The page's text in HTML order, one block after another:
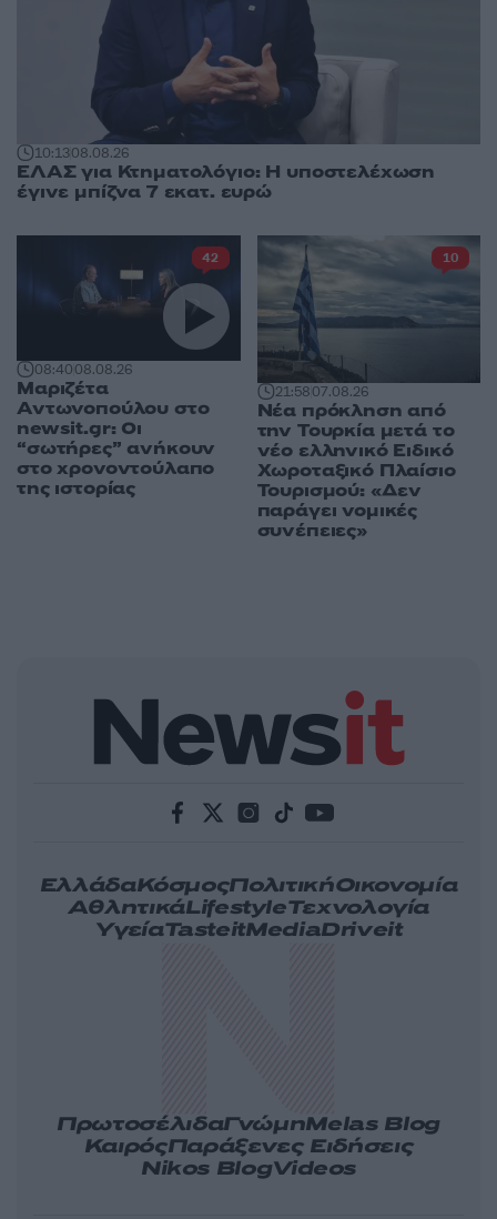
10:1308.08.26
ΕΛΑΣ για Κτηματολόγιο: Η υποστελέχωση
έγινε μπίζνα 7 εκατ. ευρώ
08:4008.08.26
Μαριζέτα
Αντωνοπούλου στο
newsit.gr: Οι
“σωτήρες” ανήκουν
στο χρονοντούλαπο
της ιστορίας
42
21:5807.08.26
Νέα πρόκληση από
την Τουρκία μετά το
νέο ελληνικό Ειδικό
Χωροταξικό Πλαίσιο
Τουρισμού: «Δεν
παράγει νομικές
συνέπειες»
10
ΕλλάδαΚόσμοςΠολιτικήΟικονομία
ΑθλητικάLifestyleΤεχνολογία
ΥγείαTasteitMediaDriveit
ΠρωτοσέλιδαΓνώμηMelas Blog
ΚαιρόςΠαράξενες Ειδήσεις
Nikos BlogVideos